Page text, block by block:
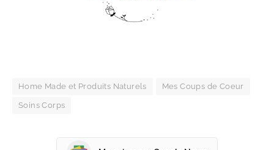
Home Made et Produits Naturels Mes Coups de Coeur
Soins Corps